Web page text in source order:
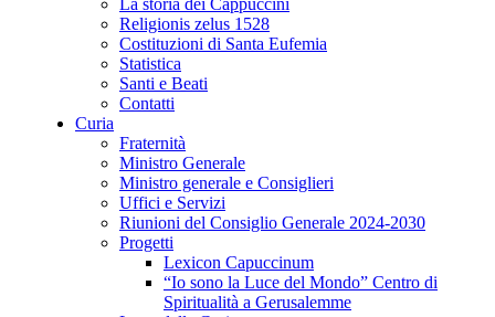
La storia dei Cappuccini
Religionis zelus 1528
Costituzioni di Santa Eufemia
Statistica
Santi e Beati
Contatti
Curia
Fraternità
Ministro Generale
Ministro generale e Consiglieri
Uffici e Servizi
Riunioni del Consiglio Generale 2024-2030
Progetti
Lexicon Capuccinum
“Io sono la Luce del Mondo” Centro di
Spiritualità a Gerusalemme